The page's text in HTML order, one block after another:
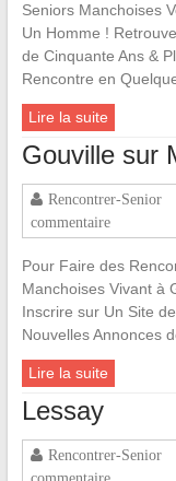
Seniors Manchoises
Un Homme !
de Cinquante Ans &
Rencontre en
Lire la suite
Gouville sur
Rencontrer-Senior
commentaire
Pour Faire des
Manchoises Vivant à
Inscrire sur Un Site
Nouvelles Annonces
Lire la suite
Lessay
Rencontrer-Senior